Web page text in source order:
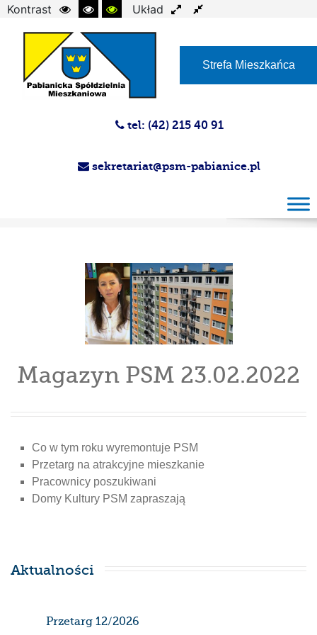
Kontrast
Układ
Strefa Mieszkańca
tel: (42) 215 40 91
sekretariat@psm-pabianice.pl
Magazyn PSM 23.02.2022
Co w tym roku wyremontuje PSM
Przetarg na atrakcyjne mieszkanie
Pracownicy poszukiwani
Domy Kultury PSM zapraszają
Aktualności
Przetarg 12/2026